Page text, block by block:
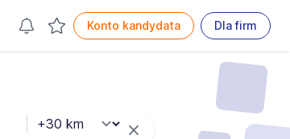
Konto kandydata Dla firm